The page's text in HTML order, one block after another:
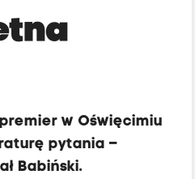
w Oświęcimiu
pytania –
Babiński.